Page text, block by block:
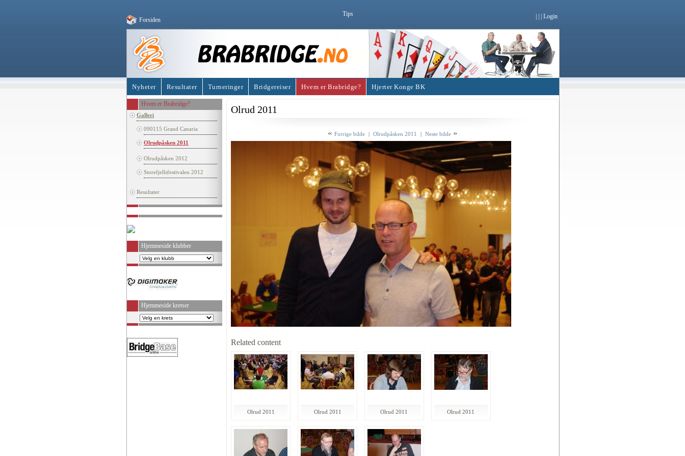
Forsiden
Tips Login
Nyheter Resultater Turneringer Bridgereiser Hvem er Brabridge? Hjerter Konge BK
Hvem er Brabridge?
Galleri
090115 Grand Canaria
Olrudpåsken 2011
Olrudpåsken 2012
Storefjellsfestivalen 2012
Resultater
Hjemmeside klubber
Hjemmeside kretser
Olrud 2011
« Forrige bilde | Olrudpåsken 2011 | Neste bilde »
Related content
Olrud 2011 Olrud 2011 Olrud 2011 Olrud 2011